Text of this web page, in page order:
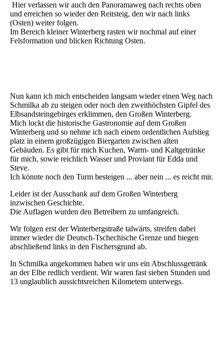
Hier verlassen wir auch den Panoramaweg nach rechts oben
und erreichen so wieder den Reitsteig, den wir nach links
(Osten) weiter folgen.
Im Bereich kleiner Winterberg rasten wir nochmal auf einer
Felsformation und blicken Richtung Osten.
Nun kann ich mich entscheiden langsam wieder einen Weg nach
Schmilka ab zu steigen oder noch den zweithöchsten Gipfel des
Elbsandsteingebirges erklimmen, den Großen Winterberg.
Mich lockt die historische Gastronomie auf dem Großen
Winterberg und so nehme ich nach einem ordentlichen Aufstieg
platz in einem großzügigen Biergarten zwischen alten
Gebäuden. Es gibt für mich Kuchen, Warm- und Kaltgetränke
für mich, sowie reichlich Wasser und Proviant für Edda und
Steve.
Ich könnte noch den Turm besteigen ... aber nein ... es reicht mir.
Leider ist der Ausschank auf dem Großen Winterberg
inzwischen Geschichte.
Die Auflagen wurden den Betreibern zu umfangreich.
Wir folgen erst der Winterbergstraße talwärts, streifen dabei
immer wieder die Deutsch-Tschechische Grenze und biegen
abschließend links in den Fischersgrund ab.
In Schmilka angekommen haben wir uns ein Abschlussgetränk
an der Elbe redlich verdient. Wir waren fast sieben Stunden und
13 unglaublich aussichtsreichen Kilometern unterwegs.